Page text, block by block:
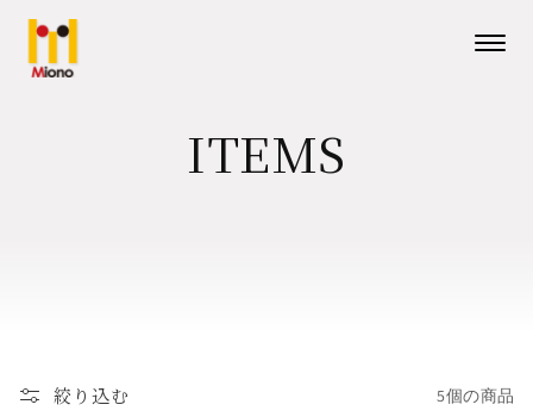
ンツに
メニュー
ITEMS
絞り込む 5個の商品